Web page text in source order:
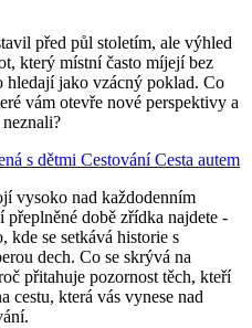
před půl stoletím, ale výhled
který místní často míjejí bez
hledají jako vzácný poklad. Co
vám otevře nové perspektivy a
s dětmi CestováníCesta autem
vysoko nad každodenním
přeplněné době zřídka najdete -
se setkává historie s
dech. Co se skrývá na
přitahuje pozornost těch, kteří
cestu, která vás vynese nad